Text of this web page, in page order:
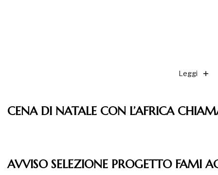
Leggi
CENA DI NATALE CON L’AFRICA
AVVISO SELEZIONE PROGETTO FAMI